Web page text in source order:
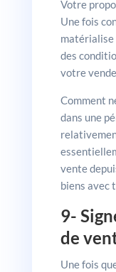
Votre
Une fois
matérialise
des
votre
Comment
dans une
vente
biens avec
9-
de
Une fois